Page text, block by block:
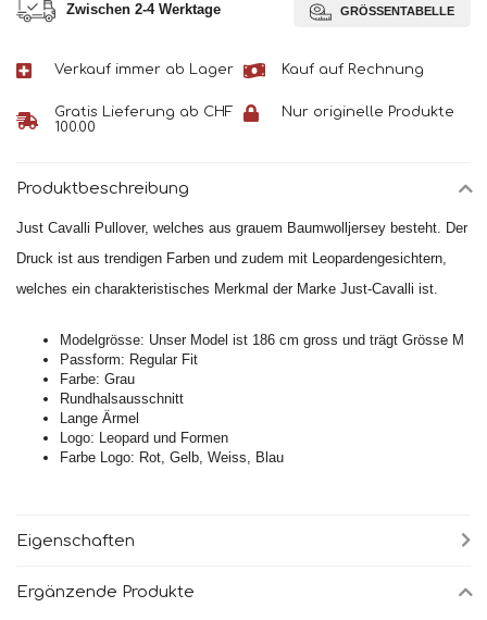
Zwischen 2-4 Werktage GRÖSSENTABELLE
Verkauf immer ab Lager Kauf auf Rechnung
Gratis Lieferung ab CHF
100.00
Nur originelle Produkte
Produktbeschreibung
Just Cavalli Pullover, welches aus grauem Baumwolljersey besteht. Der
Druck ist aus trendigen Farben und zudem mit Leopardengesichtern,
welches ein charakteristisches Merkmal der Marke Just-Cavalli ist.
Modelgrösse: Unser Model ist 186 cm gross und trägt Grösse M
Passform: Regular Fit
Farbe: Grau
Rundhalsausschnitt
Lange Ärmel
Logo: Leopard und Formen
Farbe Logo: Rot, Gelb, Weiss, Blau
Eigenschaften
Ergänzende Produkte